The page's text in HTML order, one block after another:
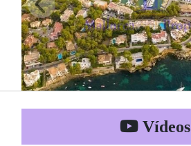
Vídeos